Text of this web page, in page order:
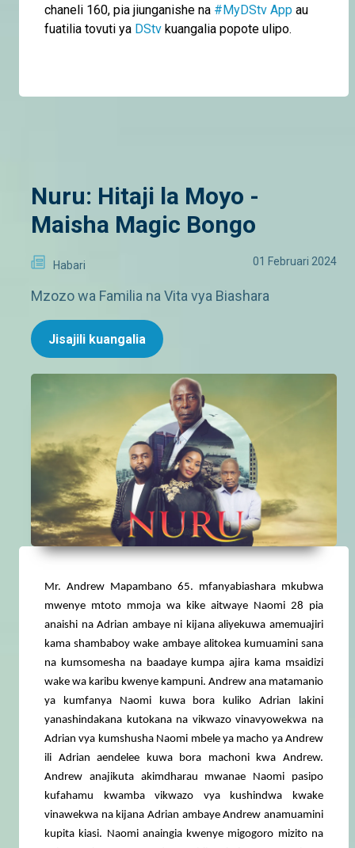
chaneli 160, pia jiunganishe na #MyDStv App au
fuatilia tovuti ya DStv kuangalia popote ulipo.
Nuru: Hitaji la Moyo -
Maisha Magic Bongo
Habari 01 Februari 2024
Mzozo wa Familia na Vita vya Biashara
Jisajili kuangalia
Mr. Andrew Mapambano 65. mfanyabiashara mkubwa
mwenye mtoto mmoja wa kike aitwaye Naomi 28 pia
anaishi na Adrian ambaye ni kijana aliyekuwa amemuajiri
kama shambaboy wake ambaye alitokea kumuamini sana
na kumsomesha na baadaye kumpa ajira kama msaidizi
wake wa karibu kwenye kampuni. Andrew ana matamanio
ya kumfanya Naomi kuwa bora kuliko Adrian lakini
yanashindakana kutokana na vikwazo vinavyowekwa na
Adrian vya kumshusha Naomi mbele ya macho ya Andrew
ili Adrian aendelee kuwa bora machoni kwa Andrew.
Andrew anajikuta akimdharau mwanae Naomi pasipo
kufahamu kwamba vikwazo vya kushindwa kwake
vinawekwa na kijana Adrian ambaye Andrew anamuamini
kupita kiasi. Naomi anaingia kwenye migogoro mizito na